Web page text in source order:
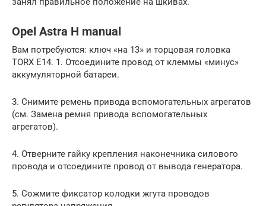
Opel Astra H manual
Вам потребуются: ключ «на 13» и торцовая головка
TORX E14. 1. Отсоедините провод от клеммы «минус»
аккумуляторной батареи.
3. Снимите ремень привода вспомогательных агрегатов
(см. Замена ремня привода вспомогательных
агрегатов).
4. Отверните гайку крепления наконечника силового
провода и отсоедините провод от вывода генератора.
5. Сожмите фиксатор колодки жгута проводов